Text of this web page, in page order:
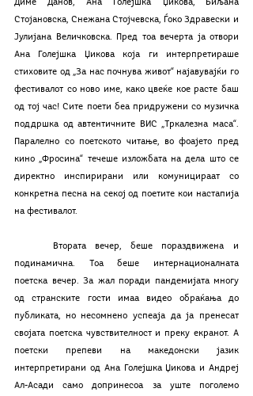
Диме Данов, Ана Голејшка Џикова, Биљана
Стојановска, Снежана Стојчевска, Ѓоко Здравески и
Јулијана Величковска. Пред тоа вечерта ја отвори
Ана Голејшка Џикова која ги интерпретираше
стиховите од „За нас почнува живот“ најавувајќи го
фестивалот со ново име, како цвеќе кое расте баш
од тој час! Сите поети беа придружени со музичка
поддршка од автентичните ВИС „Тркалезна маса“.
Паралелно со поетското читање, во фоајето пред
кино „Фросина“ течеше изложбата на дела што се
директно инспирирани или комуницираат со
конкретна песна на секој од поетите кои настапија
на фестивалот.
подинамична. Тоа беше интернационалната
поетска вечер. За жал поради пандемијата многу
од странските гости имаа видео обраќања до
публиката, но несомнено успеаја да ја пренесат
својата поетска чувствителност и преку екранот. А
поетски препеви на македонски јазик
интерпретирани од Ана Голејшка Џикова и Андреј
Ал-Асади само допринесоа за уште поголемо